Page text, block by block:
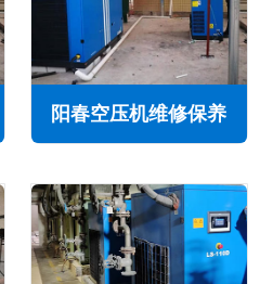
阳春空压机维修保养